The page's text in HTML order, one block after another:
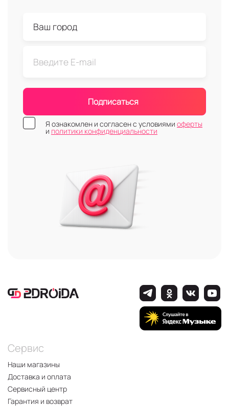
Подписаться
Я ознакомлен и согласен с условиями оферты
и политики конфиденциальности
Сервис
Наши магазины
Доставка и оплата
Сервисный центр
Гарантия и возврат